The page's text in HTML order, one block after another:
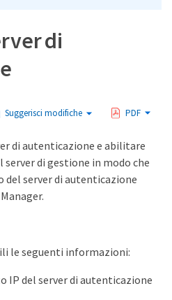
di
Suggerisci modifiche PDF
di autenticazione e abilitare
di gestione in modo che
server di autenticazione
le seguenti informazioni:
IP del server di autenticazione